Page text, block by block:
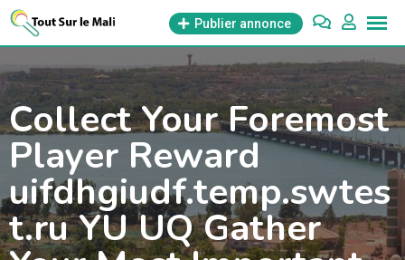
Aller
Publier annonce
Collect Your Foremost
Player Reward
uifdhgiudf.temp.swtes
t.ru YU UQ Gather